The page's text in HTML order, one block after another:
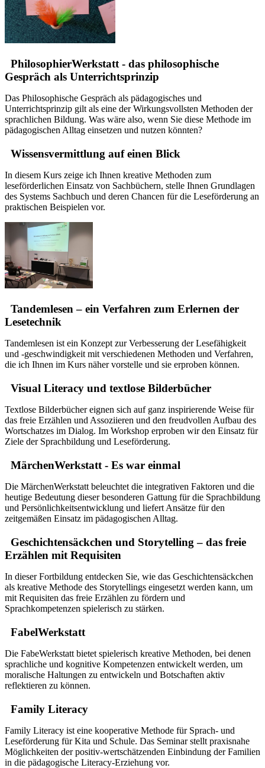
PhilosophierWerkstatt - das philosophische
Gespräch als Unterrichtsprinzip
Das Philosophische Gespräch als pädagogisches und
Unterrichtsprinzip gilt als eine der Wirkungsvollsten Methoden der
sprachlichen Bildung. Was wäre also, wenn Sie diese Methode im
pädagogischen Alltag einsetzen und nutzen könnten?
Wissensvermittlung auf einen Blick
In diesem Kurs zeige ich Ihnen kreative Methoden zum
leseförderlichen Einsatz von Sachbüchern, stelle Ihnen Grundlagen
des Systems Sachbuch und deren Chancen für die Leseförderung an
praktischen Beispielen vor.
Tandemlesen – ein Verfahren zum Erlernen der
Lesetechnik
Tandemlesen ist ein Konzept zur Verbesserung der Lesefähigkeit
und -geschwindigkeit mit verschiedenen Methoden und Verfahren,
die ich Ihnen im Kurs näher vorstelle und sie erproben können.
Visual Literacy und textlose Bilderbücher
Textlose Bilderbücher eignen sich auf ganz inspirierende Weise für
das freie Erzählen und Assoziieren und den freudvollen Aufbau des
Wortschatzes im Dialog. Im Workshop erproben wir den Einsatz für
Ziele der Sprachbildung und Leseförderung.
MärchenWerkstatt - Es war einmal
Die MärchenWerkstatt beleuchtet die integrativen Faktoren und die
heutige Bedeutung dieser besonderen Gattung für die Sprachbildung
und Persönlichkeitsentwicklung und liefert Ansätze für den
zeitgemäßen Einsatz im pädagogischen Alltag.
Geschichtensäckchen und Storytelling – das freie
Erzählen mit Requisiten
In dieser Fortbildung entdecken Sie, wie das Geschichtensäckchen
als kreative Methode des Storytellings eingesetzt werden kann, um
mit Requisiten das freie Erzählen zu fördern und
Sprachkompetenzen spielerisch zu stärken.
FabelWerkstatt
Die FabeWerkstatt bietet spielerisch kreative Methoden, bei denen
sprachliche und kognitive Kompetenzen entwickelt werden, um
moralische Haltungen zu entwickeln und Botschaften aktiv
reflektieren zu können.
Family Literacy
Family Literacy ist eine kooperative Methode für Sprach- und
Leseförderung für Kita und Schule. Das Seminar stellt praxisnahe
Möglichkeiten der positiv-wertschätzenden Einbindung der Familien
in die pädagogische Literacy-Erziehung vor.